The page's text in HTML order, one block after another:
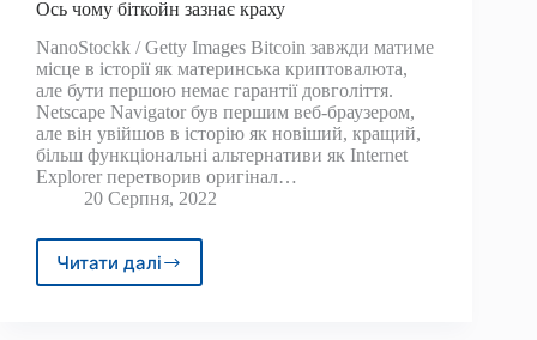
Ось чому біткойн зазнає краху
NanoStockk / Getty Images Bitcoin завжди матиме
місце в історії як материнська криптовалюта,
але бути першою немає гарантії довголіття.
Netscape Navigator був першим веб-браузером,
але він увійшов в історію як новіший, кращий,
більш функціональні альтернативи як Internet
Explorer перетворив оригінал…
20 Серпня, 2022
Читати далі
Ось